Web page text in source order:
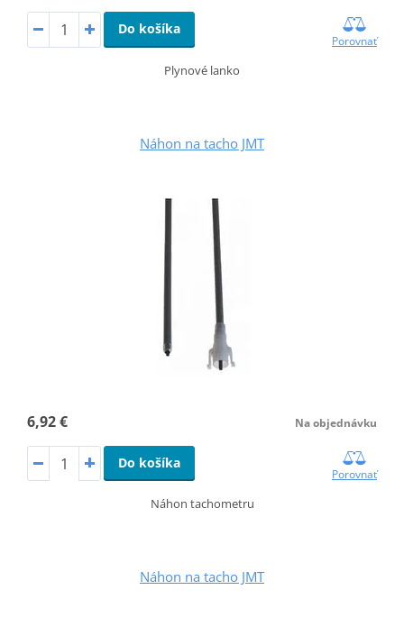
Do košíka
Porovnať
Plynové lanko
Náhon na tacho JMT
6,92 € Na objednávku
Do košíka
Porovnať
Náhon tachometru
Náhon na tacho JMT